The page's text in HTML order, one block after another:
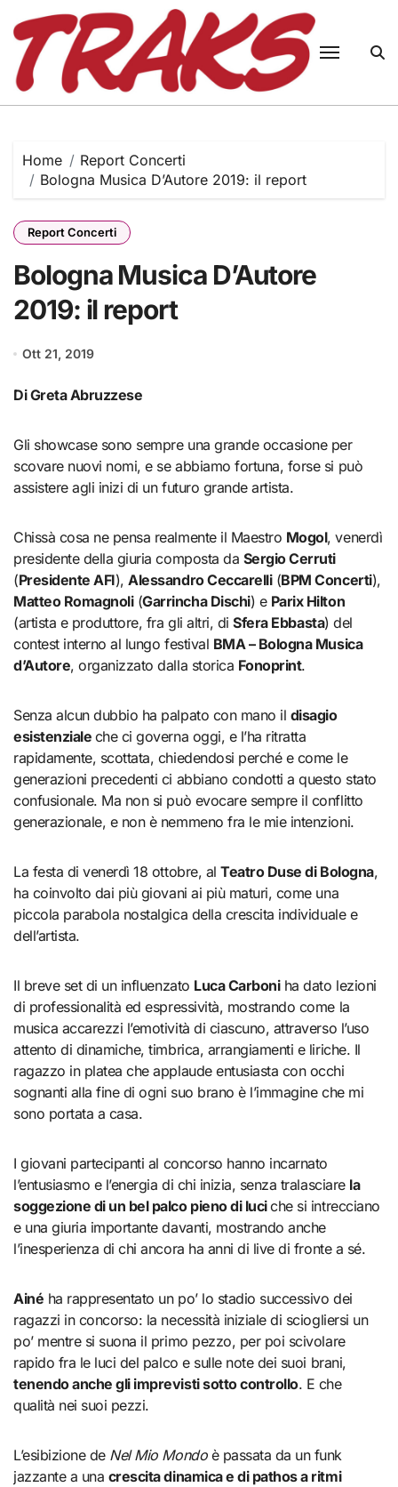
content
Home
Report Concerti
Bologna Musica D’Autore 2019: il report
Report Concerti
Bologna Musica D’Autore
2019: il report
Ott 21, 2019
Di Greta Abruzzese
Gli showcase sono sempre una grande occasione per
scovare nuovi nomi, e se abbiamo fortuna, forse si può
assistere agli inizi di un futuro grande artista.
Chissà cosa ne pensa realmente il Maestro Mogol, venerdì
presidente della giuria composta da Sergio Cerruti
(Presidente AFI),Alessandro Ceccarelli(BPM Concerti),
Matteo Romagnoli(Garrincha Dischi) e Parix Hilton
(artista e produttore, fra gli altri, diSfera Ebbasta) del
contest interno al lungo festival BMA – Bologna Musica
d’Autore, organizzato dalla storica Fonoprint.
Senza alcun dubbio ha palpato con mano il disagio
esistenziale che ci governa oggi, e l’ha ritratta
rapidamente, scottata, chiedendosi perché e come le
generazioni precedenti ci abbiano condotti a questo stato
confusionale. Ma non si può evocare sempre il conflitto
generazionale, e non è nemmeno fra le mie intenzioni.
La festa di venerdì 18 ottobre, alTeatro Duse di Bologna,
ha coinvolto dai più giovani ai più maturi, come una
piccola parabola nostalgica della crescita individuale e
dell’artista.
Il breve set di un influenzato Luca Carboniha dato lezioni
di professionalità ed espressività, mostrando come la
musica accarezzi l’emotività di ciascuno, attraverso l’uso
attento di dinamiche, timbrica, arrangiamenti e liriche. Il
ragazzo in platea che applaude entusiasta con occhi
sognanti alla fine di ogni suo brano è l’immagine che mi
sono portata a casa.
I giovani partecipanti al concorso hanno incarnato
l’entusiasmo e l’energia di chi inizia, senza tralasciare la
soggezione di un bel palco pieno di luciche si intrecciano
e una giuria importante davanti, mostrando anche
l’inesperienza di chi ancora ha anni di live di fronte a sé.
Ainé ha rappresentato un po’ lo stadio successivo dei
ragazzi in concorso: la necessità iniziale di sciogliersi un
po’ mentre si suona il primo pezzo, per poi scivolare
rapido fra le luci del palco e sulle note dei suoi brani,
tenendo anche gli imprevisti sotto controllo. E che
qualità nei suoi pezzi.
L’esibizione de Nel Mio Mondoè passata da un funk
jazzante a una crescita dinamica e di pathos a ritmi